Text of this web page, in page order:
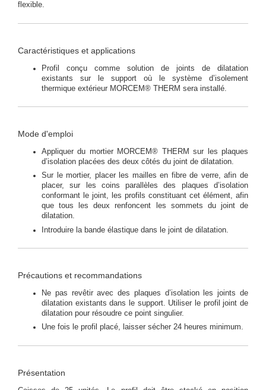
flexible.
Caractéristiques et applications
Profil conçu comme solution de joints de dilatation
existants sur le support où le système d’isolement
thermique extérieur MORCEM® THERM sera installé.
Mode d'emploi
Appliquer du mortier MORCEM® THERM sur les plaques
d’isolation placées des deux côtés du joint de dilatation.
Sur le mortier, placer les mailles en fibre de verre, afin de
placer, sur les coins parallèles des plaques d’isolation
conformant le joint, les profils constituant cet élément, afin
que tous les deux renfoncent les sommets du joint de
dilatation.
Introduire la bande élastique dans le joint de dilatation.
Précautions et recommandations
Ne pas revêtir avec des plaques d’isolation les joints de
dilatation existants dans le support. Utiliser le profil joint de
dilatation pour résoudre ce point singulier.
Une fois le profil placé, laisser sécher 24 heures minimum.
Présentation